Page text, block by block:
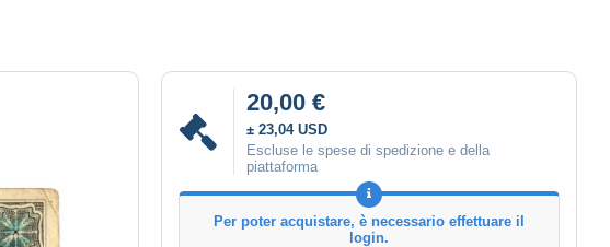
20,00 €
± 23,04 USD
Escluse le spese di spedizione e della
piattaforma
Per poter acquistare, è necessario effettuare il
login.